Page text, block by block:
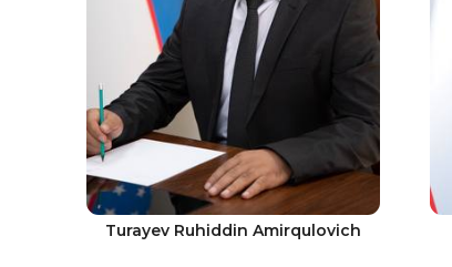
Turayev Ruhiddin Amirqulovich